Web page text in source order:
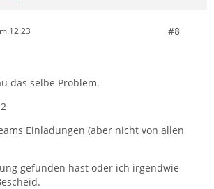
12:23 #8
das selbe Problem.
Einladungen (aber nicht von allen
gefunden hast oder ich irgendwie